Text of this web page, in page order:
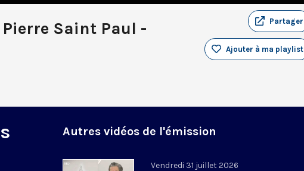
Saint Paul -
Partager
Ajouter à ma playlist
Autres vidéos de l'émission
Vendredi 31 juillet 2026